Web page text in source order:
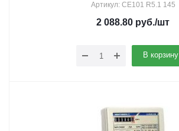
Артикул: CE101 R5.1 145
2 088.80 руб./шт
В корзину